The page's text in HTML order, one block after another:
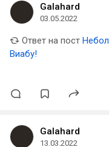
Galahard
03.05.2022
Ответ на пост
Виабу!
Galahard
13.03.2022